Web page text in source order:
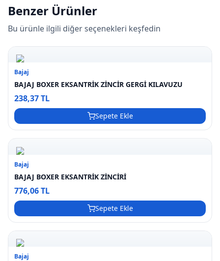
Benzer Ürünler
Bu ürünle ilgili diğer seçenekleri keşfedin
Bajaj
BAJAJ BOXER EKSANTRİK ZİNCİR GERGİ KILAVUZU
238,37 TL
Sepete Ekle
Bajaj
BAJAJ BOXER EKSANTRİK ZİNCİRİ
776,06 TL
Sepete Ekle
Bajaj